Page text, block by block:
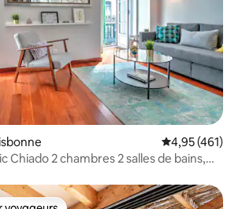
Évaluation
4,95 (461)
Chiado 2 chambres 2 salles de bains,